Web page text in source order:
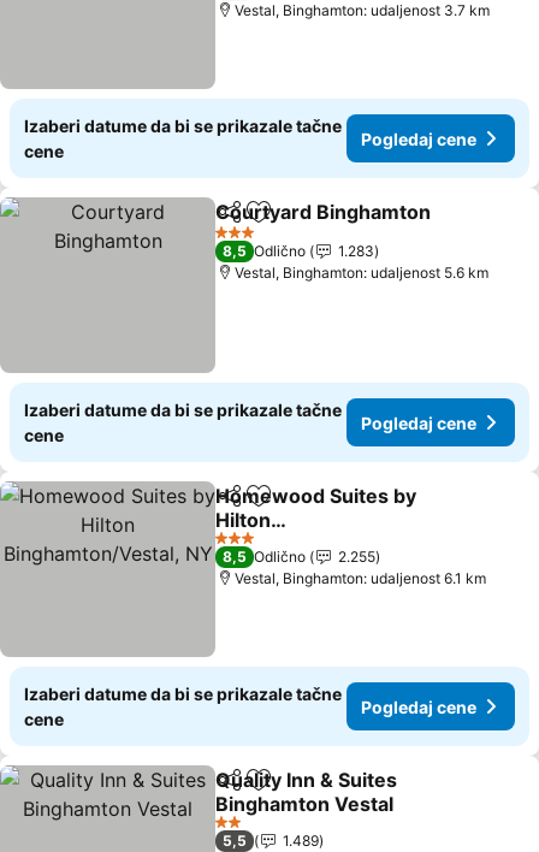
Vestal, Binghamton: udaljenost 3.7 km
Izaberi datume da bi se prikazale tačne
cene
Pogledaj cene
Deli Dodati u favorite
Courtyard Binghamton
3 Zvezdice
8,5 Odlično
1.283
Vestal, Binghamton: udaljenost 5.6 km
Izaberi datume da bi se prikazale tačne
cene
Pogledaj cene
Deli Dodati u favorite
Homewood Suites by
Hilton
Binghamton/Vestal, NY
3 Zvezdice
8,5 Odlično
2.255
Vestal, Binghamton: udaljenost 6.1 km
Izaberi datume da bi se prikazale tačne
cene
Pogledaj cene
Deli Dodati u favorite
Quality Inn & Suites
Binghamton Vestal
2 Zvezdice
5,5
1.489